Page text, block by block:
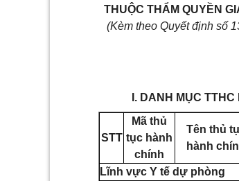
THUỘC THẨM QUYỀN
(Kèm theo Quyết định số
I. DANH MỤC
STT
Mã thủ
tục hành
chính
Tên thủ
hành
Lĩnh vực Y tế dự phòng